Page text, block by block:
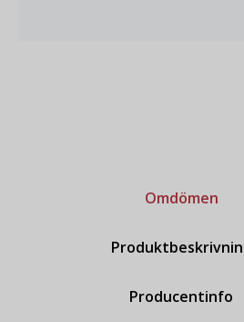
Omdömen
Producentinfo